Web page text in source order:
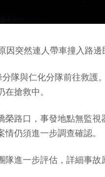
突然連人帶車撞入路
隊與仁化分隊前往救
搶救中。
路口，事發地點無監
仍須進一步調查確認。
進一步評估，詳細事故